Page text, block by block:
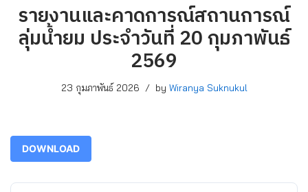
รายงานและคาดการณ์สถานการณ์
ลุ่มน้ำยม ประจำวันที่ 20 กุมภาพันธ์
2569
23 กุมภาพันธ์ 2026 by Wiranya Suknukul
DOWNLOAD